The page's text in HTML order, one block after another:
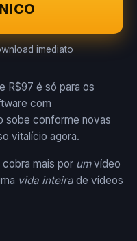
imediato
R$97 é só para os
com
sobe conforme novas
vitalício agora.
mais por umvídeo
vida inteira de vídeos